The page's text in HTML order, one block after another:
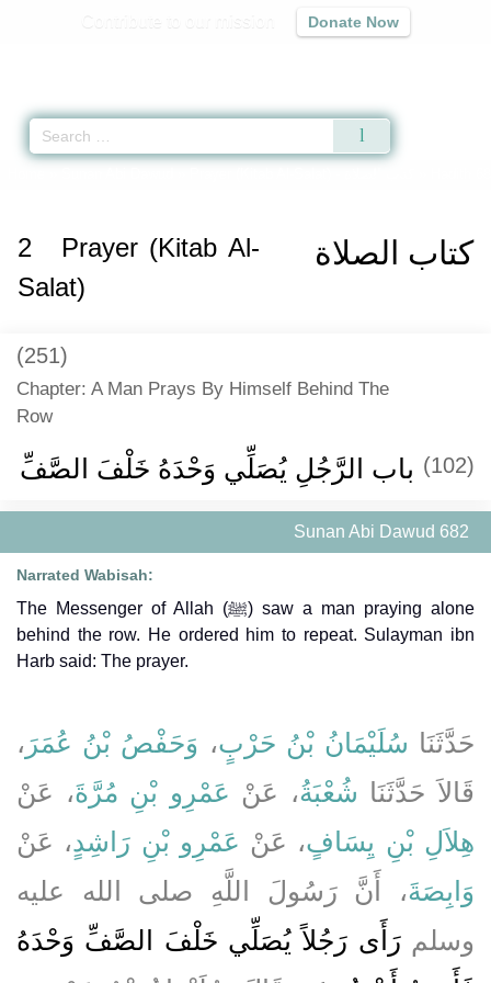
Donate Now
كتاب الصلاة 2
Prayer (Kitab Al-
Salat)
(251)
Chapter: A Man Prays By Himself Behind The
Row
(102) باب الرَّجُلِ يُصَلِّي وَحْدَهُ خَلْفَ الصَّفِّ
Sunan Abi Dawud 682
Narrated Wabisah:
The Messenger of Allah (ﷺ) saw a man praying alone
behind the row. He ordered him to repeat. Sulayman ibn
Harb said: The prayer.
حَدَّثَنَا سُلَيْمَانُ بْنُ حَرْبٍ، وَحَفْصُ بْنُ عُمَرَ ،
قَالاَ حَدَّثَنَا شُعْبَةُ، عَنْ عَمْرِو بْنِ مُرَّةَ، عَنْ
هِلاَلِ بْنِ يِسَافٍ، عَنْ عَمْرِو بْنِ رَاشِدٍ، عَنْ
وَابِصَةَ، أَنَّ رَسُولَ اللَّهِ صلى الله عليه
وسلم رَأَى رَجُلاً يُصَلِّي خَلْفَ الصَّفِّ وَحْدَهُ